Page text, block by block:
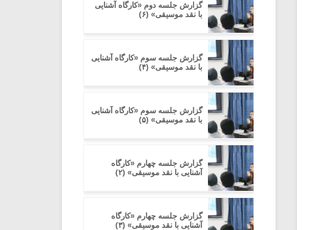
گزارش جلسه دوم «کارگاه آشنایی
با نقد موسیقی» (۶)
گزارش جلسه سوم «کارگاه آشنایی
با نقد موسیقی» (۴)
گزارش جلسه سوم «کارگاه آشنایی
با نقد موسیقی» (۵)
گزارش جلسه چهارم «کارگاه
آشنایی با نقد موسیقی» (۲)
گزارش جلسه چهارم «کارگاه
آشنایی با نقد موسیقی» (۳)